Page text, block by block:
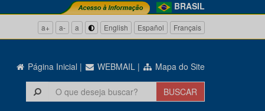
BRASIL
a+ a- a English Español Français
Página Inicial | WEBMAIL | Mapa do Site